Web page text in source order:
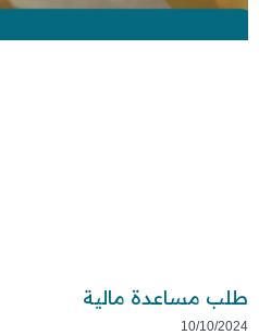
طلب مساعدة مالية
10/10/2024